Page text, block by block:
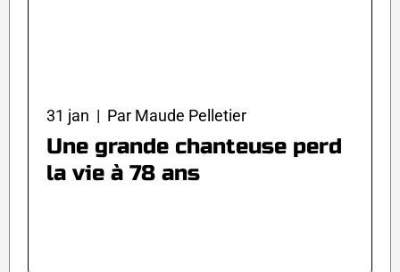
31 jan | Par Maude Pelletier
Une grande chanteuse perd
la vie à 78 ans